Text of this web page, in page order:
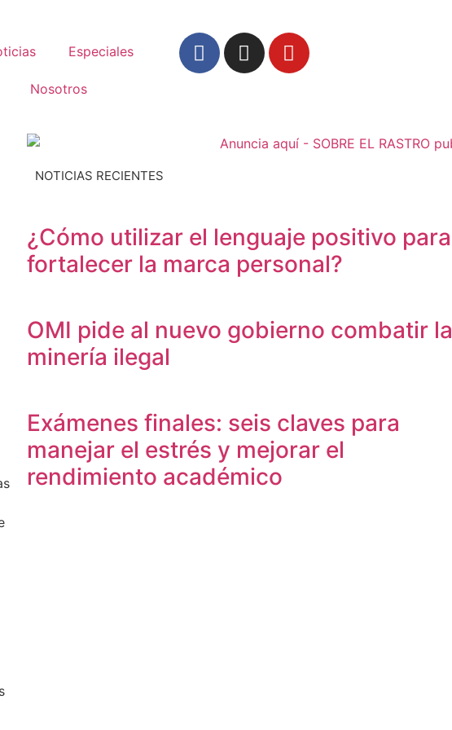
Especiales
Nosotros
NOTICIAS RECIENTES
¿Cómo utilizar el lenguaje positivo para
fortalecer la marca personal?
OMI pide al nuevo gobierno combatir la
minería ilegal
Exámenes finales: seis claves para
manejar el estrés y mejorar el
rendimiento académico